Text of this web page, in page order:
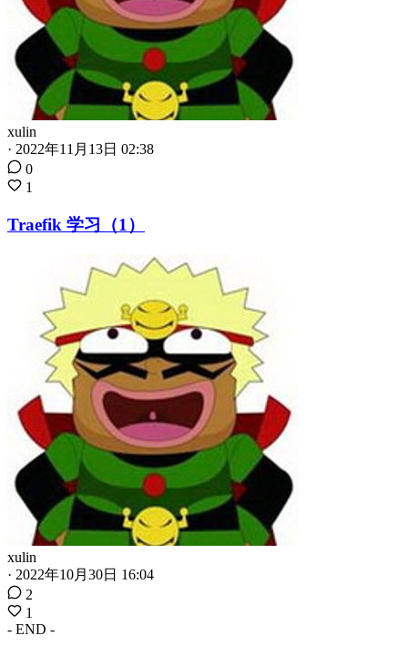
xulin
· 2022年11月13日 02:38
0
1
Traefik 学习（1）
xulin
· 2022年10月30日 16:04
2
1
- END -